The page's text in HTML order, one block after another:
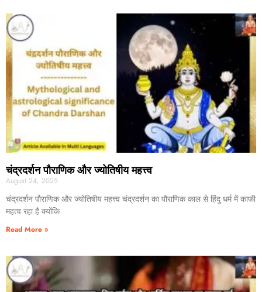
चंद्रदर्शन पौराणिक और ज्योतिषीय महत्त्व
August 24, 2025
चंद्रदर्शन पौराणिक और ज्योतिषीय महत्त्व चंद्रदर्शन का पौराणिक काल से हिंदु धर्म में काफी
महत्व रहा है क्योंकि
Read More »